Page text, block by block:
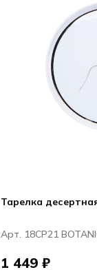
Тарелка
Арт. 18CP21
1 449 ₽